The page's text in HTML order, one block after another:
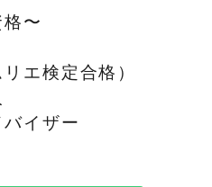
〜
エ検定合格）
バイザー